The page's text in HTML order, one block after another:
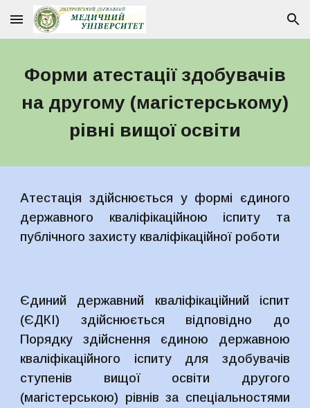
Skip to main content Skip to navigation
Форми атестації здобувачів
на другому (магістерському)
рівні вищої освіти
Атестація здійснюється у формі єдиного
державного кваліфікаційною іспиту та
публічного захисту кваліфікаційної роботи
Єдиний державний кваліфікаційний іспит
(ЄДКІ) здійснюється відповідно до
Порядку здійснення єдиною державною
кваліфікаційного іспиту для здобувачів
ступенів вищої освіти другого
(магістерською) рівнів за спеціальностями